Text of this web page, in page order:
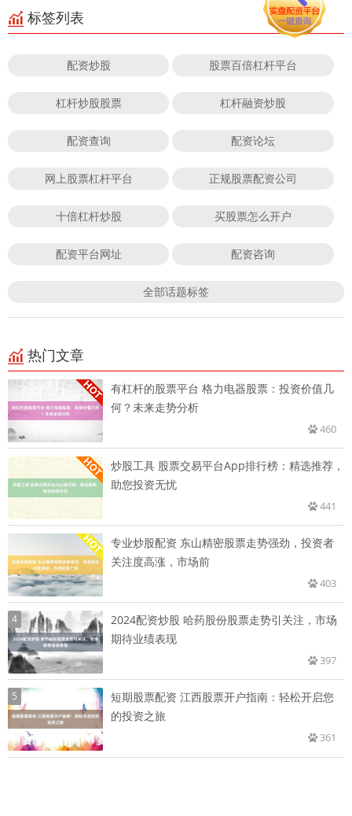
标签列表
配资炒股 股票百倍杠杆平台
杠杆炒股股票 杠杆融资炒股
配资查询 配资论坛
网上股票杠杆平台 正规股票配资公司
十倍杠杆炒股 买股票怎么开户
配资平台网址 配资咨询
全部话题标签
热门文章
有杠杆的股票平台 格力电器股票：投资价值几
何？未来走势分析
460
炒股工具 股票交易平台App排行榜：精选推荐，
助您投资无忧
441
专业炒股配资 东山精密股票走势强劲，投资者
关注度高涨，市场前
403
4
2024配资炒股 哈药股份股票走势引关注，市场
期待业绩表现
397
5
短期股票配资 江西股票开户指南：轻松开启您
的投资之旅
361